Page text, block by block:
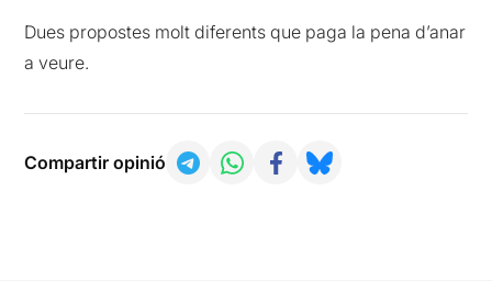
Dues propostes molt diferents que paga la pena d’anar
a veure.
Compartir opinió